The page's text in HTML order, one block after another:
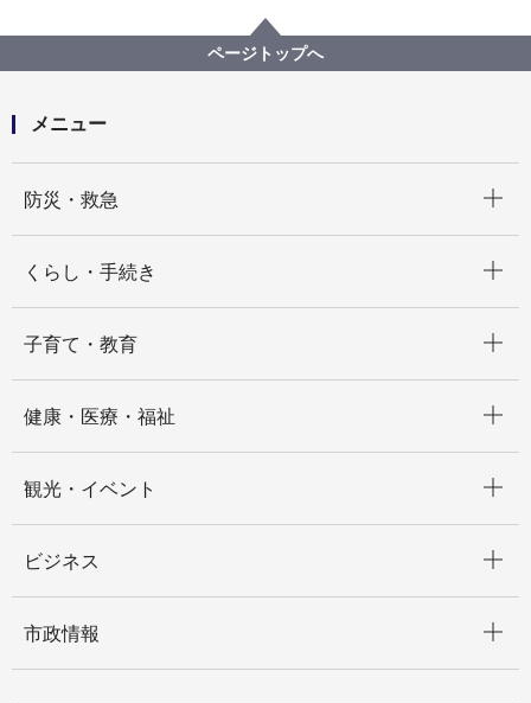
【令和７年度】横浜市訪問介護等サービス提供体制確
保支援事業について
ページトップへ
メニュー
防災・救急
くらし・手続き
子育て・教育
健康・医療・福祉
観光・イベント
ビジネス
市政情報